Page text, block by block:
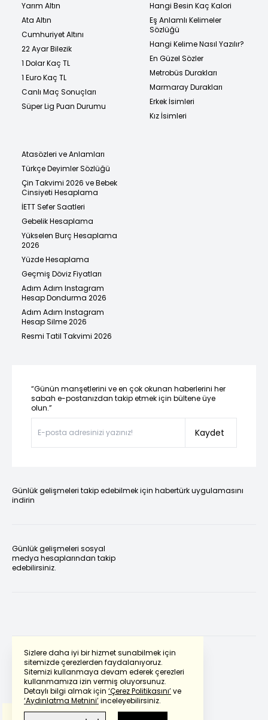
Sizlere daha iyi bir hizmet sunabilmek için
sitemizde çerezlerden faydalanıyoruz.
Sitemizi kullanmaya devam ederek çerezleri
kullanmamıza izin vermiş oluyorsunuz.
Detaylı bilgi almak için ‘Çerez Politikasını’ve
‘Aydınlatma Metnini’inceleyebilirsiniz.
Yarım Altın
Ata Altın
Cumhuriyet Altını
22 Ayar Bilezik
1 Dolar Kaç TL
1 Euro Kaç TL
Canlı Maç Sonuçları
Süper Lig Puan Durumu
Hangi Besin Kaç Kalori
Eş Anlamlı Kelimeler
Sözlüğü
Hangi Kelime Nasıl Yazılır?
En Güzel Sözler
Metrobüs Durakları
Marmaray Durakları
Erkek İsimleri
Kız İsimleri
Atasözleri ve Anlamları
Türkçe Deyimler Sözlüğü
Çin Takvimi 2026 ve Bebek
Cinsiyeti Hesaplama
İETT Sefer Saatleri
Gebelik Hesaplama
Yükselen Burç Hesaplama
2026
Yüzde Hesaplama
Geçmiş Döviz Fiyatları
Adım Adım Instagram
Hesap Dondurma 2026
Adım Adım Instagram
Hesap Silme 2026
Resmi Tatil Takvimi 2026
“Günün manşetlerini ve en çok okunan haberlerini her
sabah e-postanızdan takip etmek için bültene üye
olun.”
Kaydet
Günlük gelişmeleri takip edebilmek için habertürk uygulamasını
indirin
Günlük gelişmeleri sosyal
medya hesaplarından takip
edebilirsiniz.
Powered by Translate
Bu çevirideGoogle Transletekullanılmıştır.